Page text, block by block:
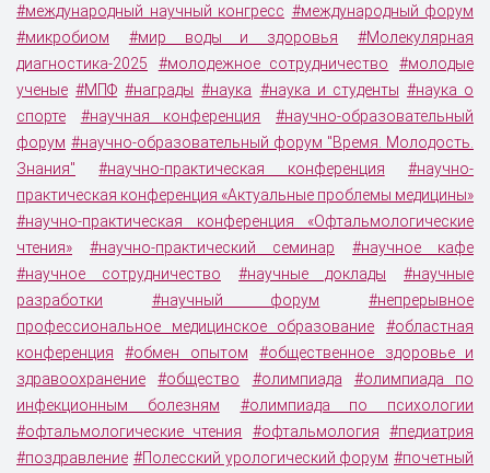
#международный научный конгресс #международный форум
#микробиом
#мир воды и здоровья
#Молекулярная
диагностика-2025
#молодежное сотрудничество
#молодые
ученые #МПФ #награды #наука #наука и студенты #наука о
спорте
#научная конференция
#научно-образовательный
форум #научно-образовательный форум "Время. Молодость.
Знания"
#научно-практическая конференция
#научно-
практическая конференция «Актуальные проблемы медицины»
#научно-практическая конференция «Офтальмологические
чтения»
#научно-практический семинар
#научное кафе
#научное сотрудничество
#научные доклады
#научные
разработки
#научный форум
#непрерывное
профессиональное медицинское образование
#областная
конференция
#обмен опытом
#общественное здоровье и
здравоохранение
#общество #олимпиада
#олимпиада по
инфекционным болезням
#олимпиада по психологии
#офтальмологические чтения
#офтальмология
#педиатрия
#поздравление #Полесский урологический форум #почетный